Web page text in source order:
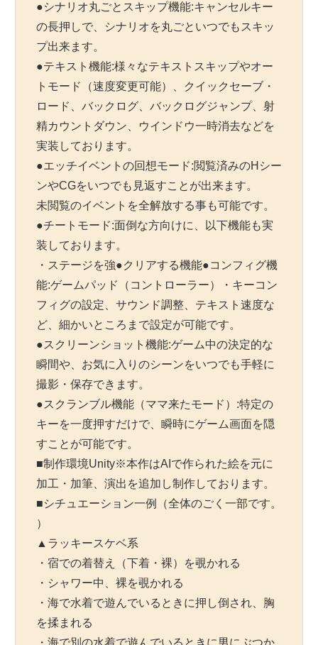
●シナリオ丸ごとスキップ機能:キャンセルキー
の長押しで、シナリオを丸ごといつでもスキッ
プ出来ます。
●テキスト機能:様々なテキストスキップやオー
トモード（速度変更可能）、クイックセーブ・
ロード、バックログ、バックログジャンプ、射
精カウントダウン、ウインドウ一時消去などを
実装しております。
●エッチイベントの回想モード:閲覧済みのHシー
ンやCGをいつでも見返すことが出来ます。
未閲覧のイベントを全解放する事も可能です。
●チートモード:面倒な方向けに、以下機能も実
装しております。
・ステージを強●クリアする機能●コンフィグ機
能:ゲームパッド（コントローラー）・キーコン
フィグの設定、サウンド調整、テキスト速度な
ど、細かいところまで設定が可能です。
●スクリーンショット機能:ゲーム中の決定的な
瞬間や、お気に入りのシーンをいつでも手軽に
撮影・保存できます。
●スクランブル機能（ママ来たモード）:特定の
キーを一度押すだけで、瞬時にゲーム画面を隠
すことが可能です。
■制作環境Unity※本作はAIで作られた絵を元に
加工・加筆、演出を追加し制作しております。
■シチュエーション一例（全体のごく一部です。
）
▲ラッキースケベ系
・宿での着替え（下着・裸）を覗かれる
・シャワー中、裸を覗かれる
・海で水着で遊んでいるときに押し倒され、胸
を揉まれる